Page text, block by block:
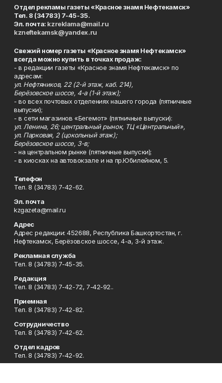
Отдел рекламы газеты «Красное знамя Нефтекамск»
Тел. 8 (34783) 7-45-35.
Эл. почта: kzreklama@mail.ru
kzneftekamsk@yandex.ru
Свежий номер газеты «Красное знамя Нефтекамск»
всегда можно купить в точках продаж:
- в редакции газеты «Красное знамя Нефтекамск» по
адресам:
ул. Нефтяников, 22 (2-й этаж, каб. 214),
Берёзовское шоссе, 4-а (1-й этаж);
- во всех почтовых отделениях нашего города (пятничные
выпуски);
- в сети магазинов «Бегемот» (пятничные выпуски):
ул. Ленина, 26; центральный рынок, ТЦ «Центральный»,
ул. Парковая, 2 (цокольный этаж);
Берёзовское шоссе, 3-в;
- на центральном рынке (пятничные выпуски);
- в киосках на автовокзале и на пр.Юбилейном, 5.
Телефон
Тел. 8 (34783) 7-42-62.
Эл. почта
kzgazeta@mail.ru
Адрес
Адрес редакции: 452688, Республика Башкортостан, г.
Нефтекамск, Берёзовское шоссе, 4-а, 3-й этаж.
Рекламная служба
Тел. 8 (34783) 7-45-35.
Редакция
Тел. 8 (34783) 7-42-72, 7-42-92..
Приемная
Тел. 8 (34783) 7-42-82.
Сотрудничество
Тел. 8 (34783) 7-42-62.
Отдел кадров
Тел. 8 (34783) 7-42-92.